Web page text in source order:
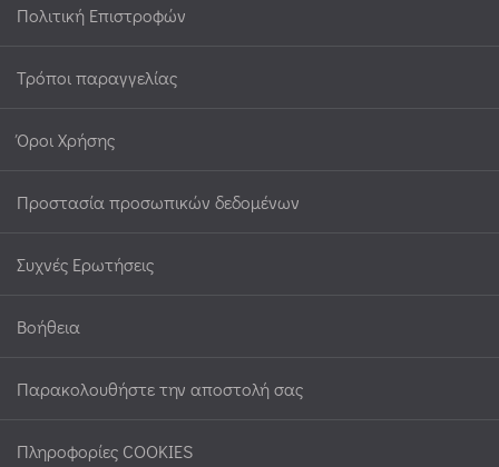
Πολιτική Επιστροφών
Τρόποι παραγγελίας
Όροι Χρήσης
Προστασία προσωπικών δεδομένων
Συχνές Ερωτήσεις
Βοήθεια
Παρακολουθήστε την αποστολή σας
Πληροφορίες COOKIES